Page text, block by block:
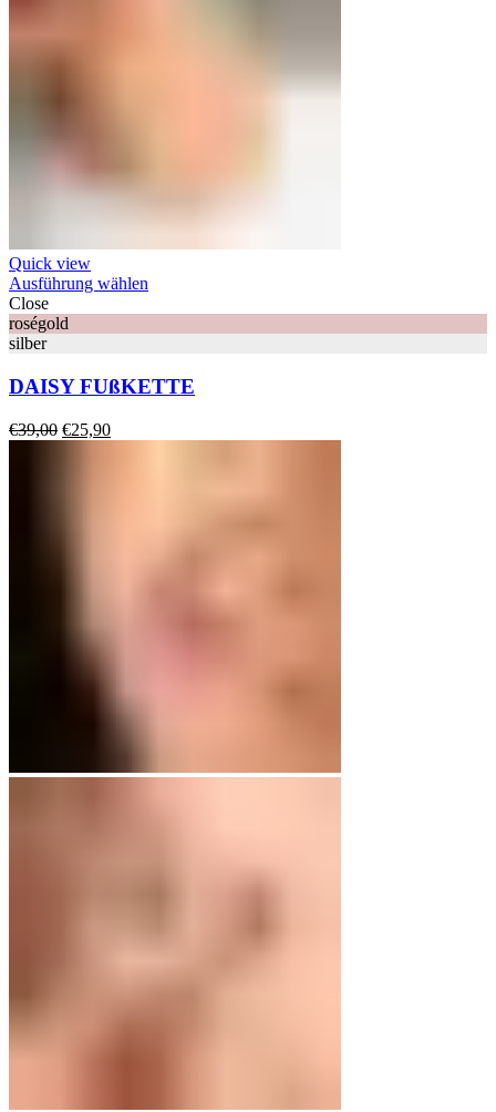
Quick view
Ausführung wählen
Close
roségold
silber
DAISY FUßKETTE
€39,00 Ursprünglicher
€25,90Aktueller